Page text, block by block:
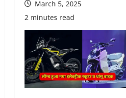
March 5, 2025
2 minutes read